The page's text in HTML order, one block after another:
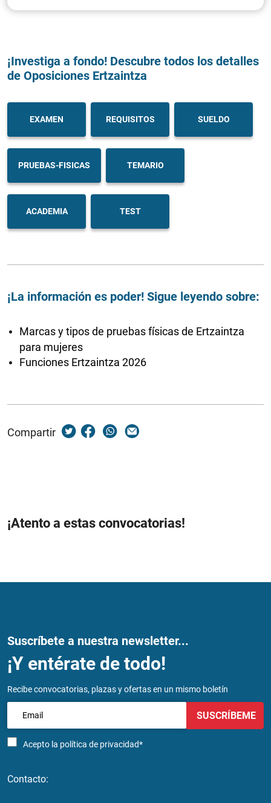
¡Investiga a fondo! Descubre todos los detalles
de Oposiciones Ertzaintza
EXAMEN REQUISITOS SUELDO
PRUEBAS-FISICAS TEMARIO
ACADEMIA TEST
¡La información es poder! Sigue leyendo sobre:
Marcas y tipos de pruebas físicas de Ertzaintza
para mujeres
Funciones Ertzaintza 2026
Compartir
¡Atento a estas convocatorias!
Suscríbete a nuestra newsletter...
¡Y entérate de todo!
Recibe convocatorias, plazas y ofertas en un mismo boletín
Acepto la política de privacidad*
SUSCRÍBEME
Contacto: